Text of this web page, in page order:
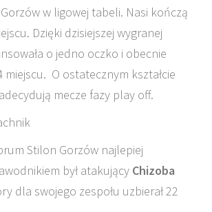
w ligowej tabeli. Nasi kończą
Dzięki dzisiejszej wygranej
o jedno oczko i obecnie
miejscu. O ostatecznym kształcie
mecze fazy play off.
Stilon Gorzów najlepiej
był atakujący Chizoba
dla swojego zespołu uzbierał 22